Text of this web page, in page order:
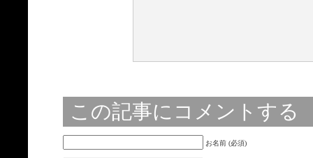
この記事にコメントする
お名前 (必須)